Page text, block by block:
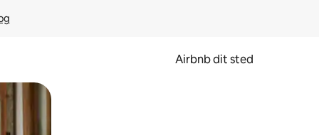
Airbnb dit sted